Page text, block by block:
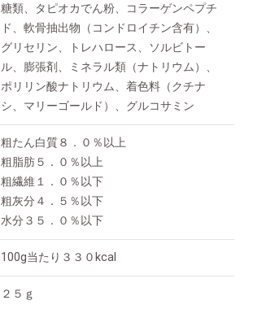
糖類、タピオカでん粉、コラーゲンペプチ
ド、軟骨抽出物（コンドロイチン含有）、
グリセリン、トレハロース、ソルビトー
ル、膨張剤、ミネラル類（ナトリウム）、
ポリリン酸ナトリウム、着色料（クチナ
シ、マリーゴールド）、グルコサミン
粗たん白質８．０％以上
粗脂肪５．０％以上
粗繊維１．０％以下
粗灰分４．５％以下
水分３５．０％以下
100g当たり３３０kcal
２５ｇ